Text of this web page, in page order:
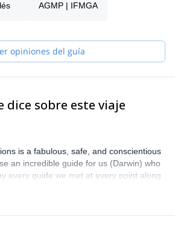
AGMP | IFMGA
opiniones del guía
dice sobre este viaje
is a fabulous, safe, and conscientious
an incredible guide for us (Darwin) who
every guide we met at every point along
one’s peers speaks for itself! We were